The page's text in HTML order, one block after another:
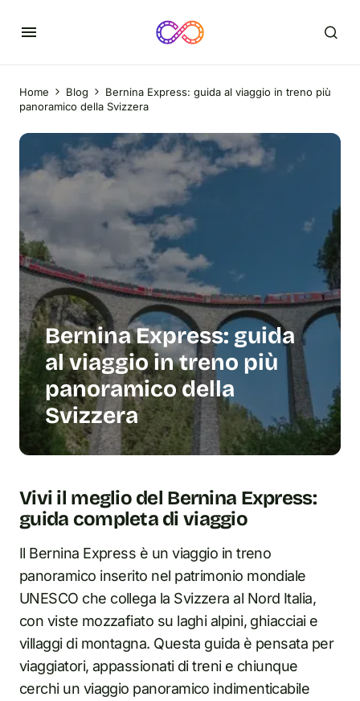
Home Blog
Bernina Express: guida al viaggio in treno più
panoramico della Svizzera
Bernina Express: guida
al viaggio in treno più
panoramico della
Svizzera
Vivi il meglio del Bernina Express:
guida completa di viaggio
Il Bernina Express è un viaggio in treno
panoramico inserito nel patrimonio mondiale
UNESCO che collega la Svizzera al Nord Italia,
con viste mozzafiato su laghi alpini, ghiacciai e
villaggi di montagna. Questa guida è pensata per
viaggiatori, appassionati di treni e chiunque
cerchi un viaggio panoramico indimenticabile